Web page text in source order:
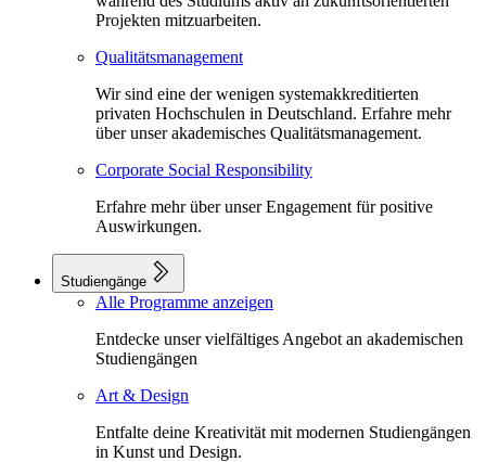
Projekten mitzuarbeiten.
Qualitätsmanagement
Wir sind eine der wenigen systemakkreditierten
privaten Hochschulen in Deutschland. Erfahre mehr
über unser akademisches Qualitätsmanagement.
Corporate Social Responsibility
Erfahre mehr über unser Engagement für positive
Auswirkungen.
Studiengänge
Alle Programme anzeigen
Entdecke unser vielfältiges Angebot an akademischen
Studiengängen
Art & Design
Entfalte deine Kreativität mit modernen Studiengängen
in Kunst und Design.